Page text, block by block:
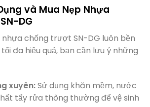
và Mua Nẹp Nhựa
DG
chống trượt SN-DG luôn bền
đa hiệu quả, bạn cần lưu ý những
xuyên:Sử dụng khăn mềm, nước
tẩy rửa thông thường để vệ sinh